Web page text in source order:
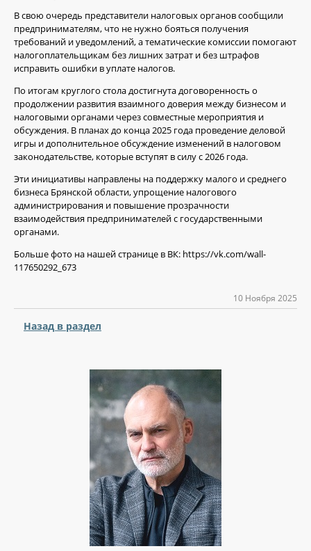
В свою очередь представители налоговых органов сообщили
предпринимателям, что не нужно бояться получения
требований и уведомлений, а тематические комиссии помогают
налогоплательщикам без лишних затрат и без штрафов
исправить ошибки в уплате налогов.
По итогам круглого стола достигнута договоренность о
продолжении развития взаимного доверия между бизнесом и
налоговыми органами через совместные мероприятия и
обсуждения. В планах до конца 2025 года проведение деловой
игры и дополнительное обсуждение изменений в налоговом
законодательстве, которые вступят в силу с 2026 года.
Эти инициативы направлены на поддержку малого и среднего
бизнеса Брянской области, упрощение налогового
администрирования и повышение прозрачности
взаимодействия предпринимателей с государственными
органами.
Больше фото на нашей странице в ВК: https://vk.com/wall-
117650292_673
10 Ноября 2025
Назад в раздел